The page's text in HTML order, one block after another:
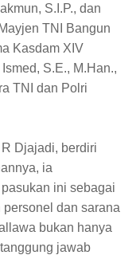
S.I.P., dan
TNI Bangun
Kasdam XIV
S.E., M.Han.,
TNI dan Polri
Djajadi, berdiri
ia
ini sebagai
dan sarana
bukan hanya
jawab